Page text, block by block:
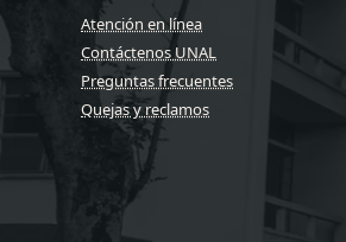
Atención en línea
Contáctenos UNAL
Preguntas frecuentes
Quejas y reclamos